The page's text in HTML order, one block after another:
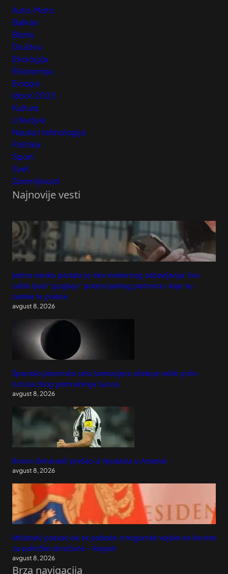
Auto-Moto
Balkan
Biznis
Društvo
Ekologija
Ekonomija
Evropa
Izbori 2023
Kultura
Lifestyle
Nauka i tehnologija
Politika
Sport
Svet
Zanimljivosti
Najnovije vesti
Jedna navika postala je deo modernog zabavljanja: Evo
zašto ljudi "guglaju" potencijalnog partnera i koje su
zamke te prakse
avgust 8, 2026
Špansko planinsko selo Somosijera očekuje veliki priliv
turista zbog pomračenja Sunca
avgust 8, 2026
Bruno Gimaraeš prešao iz Njukasla u Arsenal
avgust 8, 2026
Milatović pozvao da se pobede crnogorske vojske ne koriste
za političke obračune – Region
avgust 8, 2026
Brza navigacija